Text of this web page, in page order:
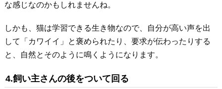
な感じなのかもしれませんね。
しかも、猫は学習できる生き物なので、自分が高い声を出
して「カワイイ」と褒められたり、要求が伝わったりする
と、自然とそのように鳴くようになります。
4.飼い主さんの後をついて回る